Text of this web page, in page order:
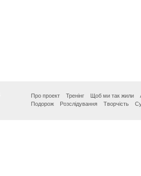
Про проект Тренінг Щоб ми так жили
Подорож
Розслідування Творчість